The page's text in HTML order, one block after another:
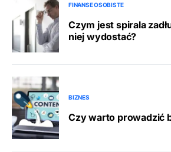
FINANSE OSOBISTE
Czym jest spirala
niej wydostać?
BIZNES
Czy warto prowadzić